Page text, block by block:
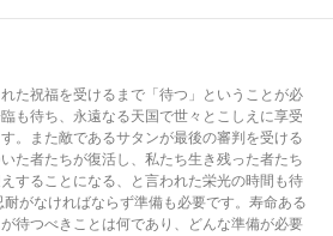
た祝福を受けるまで「待つ」ということが必
も待ち、永遠なる天国で世々とこしえに享受
。また敵であるサタンが最後の審判を受ける
た者たちが復活し、私たち生き残った者たち
することになる、と言われた栄光の時間も待
がなければならず準備も必要です。寿命ある
待つべきことは何であり、どんな準備が必要